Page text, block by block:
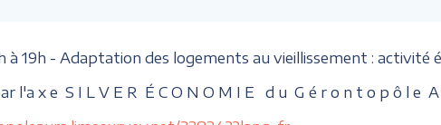
à 19h - Adaptation des logements au vieillissement : activité
l'a x e S I L V E R É C O N O M I E d u G é r o n t o p ô l e